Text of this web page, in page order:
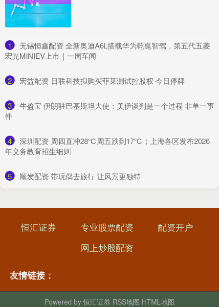
1
​无锡恒鑫配资 全新奥迪A6L搭载华为乾崑智驾，第五代五菱
宏光MINIEV上市｜一周车闻
2 ​宏益配资 日联科技拟购买菲莱测试控股权 今日停牌
3
​牛盈宝 伊朗驻巴基斯坦大使：美伊谈判是一个过程 非单一事
件
4
​深圳配资 周四直冲28℃周五跌到17℃；上海各区发布2026
年义务教育招生细则
5 ​顺发配资 带玩偶去旅行 让风景更独特
恒汇证券 专业股票配资
配资开户
网上炒股配资
友情链接：
Powered by恒汇证券 RSS地图 HTML地图